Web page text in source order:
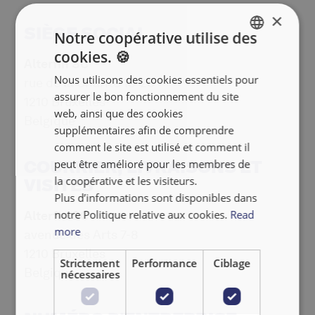
SIÈGE SOCIAL
Alterfin SC
rue de la Charité 18-26
1210 Bruxelles
Belgique
COURRIER, LIVRAISONS ET
VISITES
Alterfin SC
avenue des Arts 7-8
1210 Bruxelles
Belgique
FRANÇAIS
×
Notre coopérative utilise des
cookies. 🍪
Nous utilisons des cookies essentiels pour
assurer le bon fonctionnement du site
web, ainsi que des cookies
supplémentaires afin de comprendre
comment le site est utilisé et comment il
peut être amélioré pour les membres de
la coopérative et les visiteurs.
Plus d’informations sont disponibles dans
notre Politique relative aux cookies. Read
more
Strictement
nécessaires
Performance Ciblage